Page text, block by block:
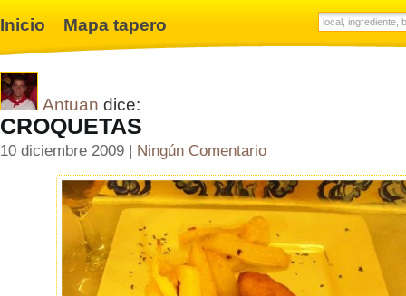
Inicio Mapa tapero
Antuan dice:
CROQUETAS
10 diciembre 2009 | Ningún Comentario